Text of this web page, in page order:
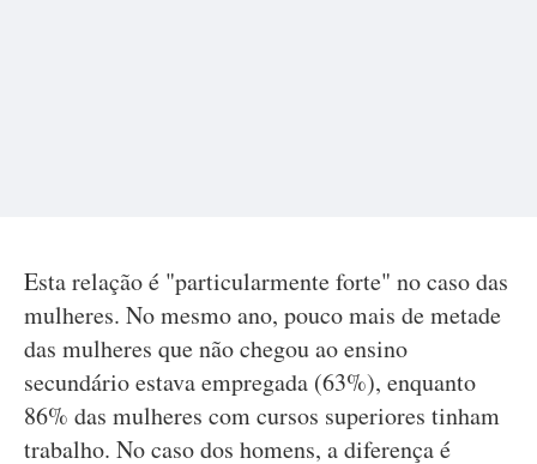
Esta relação é "particularmente forte" no caso das
mulheres. No mesmo ano, pouco mais de metade
das mulheres que não chegou ao ensino
secundário estava empregada (63%), enquanto
86% das mulheres com cursos superiores tinham
trabalho. No caso dos homens, a diferença é